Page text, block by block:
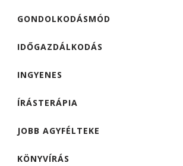
GONDOLKODÁSMÓD
IDŐGAZDÁLKODÁS
INGYENES
ÍRÁSTERÁPIA
JOBB AGYFÉLTEKE
KÖNYVÍRÁS